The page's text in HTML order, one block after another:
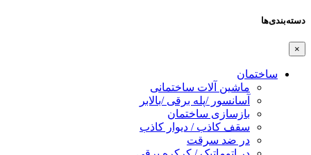
دسته‌بندی‌ها
×
ساختمان
ماشین آلات ساختمانی
آسانسور /پله برقی /بالابر
بازسازی ساختمان
سقف کاذب / دیوار کاذب
در ضد سرقت